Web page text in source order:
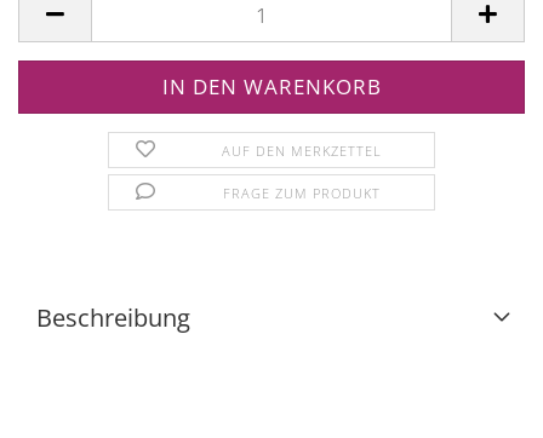
AUF DEN MERKZETTEL
FRAGE ZUM PRODUKT
Beschreibung